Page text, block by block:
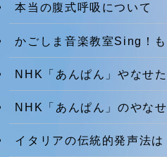
本当の腹式呼吸について
かごしま音楽教室Sing！
NHK「あんぱん」やなせ
NHK「あんぱん」のやな
イタリアの伝統的発声法は